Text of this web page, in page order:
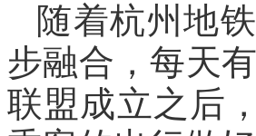
随着杭州地
步融合，每天
联盟成立之后